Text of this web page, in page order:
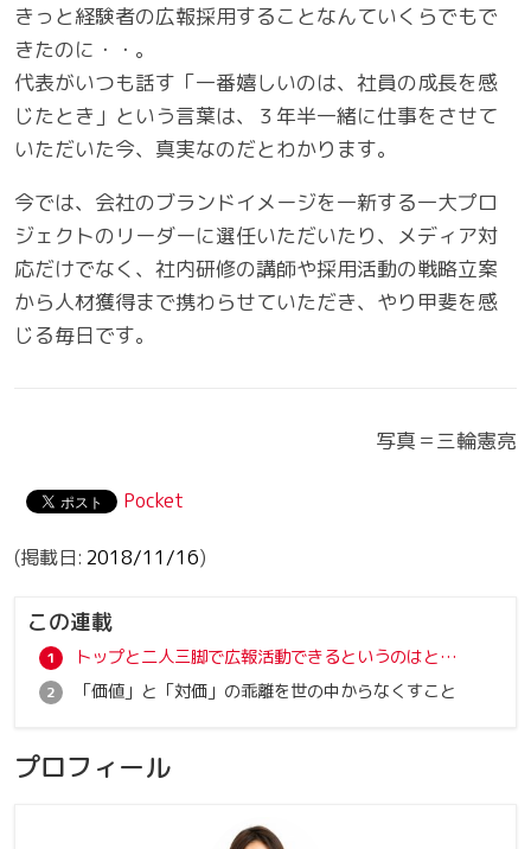
きっと経験者の広報採用することなんていくらでもで
きたのに・・。
代表がいつも話す「一番嬉しいのは、社員の成長を感
じたとき」という言葉は、３年半一緒に仕事をさせて
いただいた今、真実なのだとわかります。
今では、会社のブランドイメージを一新する一大プロ
ジェクトのリーダーに選任いただいたり、メディア対
応だけでなく、社内研修の講師や採用活動の戦略立案
から人材獲得まで携わらせていただき、やり甲斐を感
じる毎日です。
写真＝三輪憲亮
Pocket
2018/11/16
この連載
トップと二人三脚で広報活動できるというのはとても貴重な経験
「価値」と「対価」の乖離を世の中からなくすこと
プロフィール